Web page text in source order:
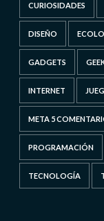
CURIOSIDADES
DISEÑO
GADGETS
INTERNET
META 5
PROGRAMACIÓN
TECNOLOGÍA